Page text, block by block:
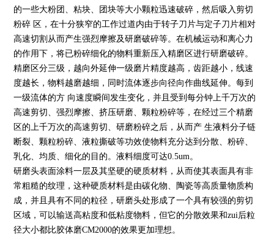
的一些大粉团、粘块、团块等大小颗粒迅速破碎，然后吸入剪切
粉碎 区，在十分狭窄的工作过道内由于转子刀片与定子刀片相对
高速切割从而产生强烈摩擦及研磨破碎等。在机械运动和离心力
的作用下，将已粉碎细化的物料重新压入精磨区进行研磨破碎。
精磨区分三级，越向外延伸一级磨片精度越高，齿距越小，线速
度越长，物料越磨越细，同时流体逐步向径向作曲线延伸。每到
一级流体的方 向速度瞬间发生变化，并且受到每分钟上千万次的
高速剪切、强烈摩擦、挤压研磨、颗粒粉碎等，在经过三个精磨
区的上千万次的高速剪切、研磨粉碎之后，从而产 生液料分子链
断裂、颗粒粉碎、液粒撕破等功效使物料充分达到分散、粉碎、
乳化、均质、细化的目的。液料细度可达0.5um。
研磨头表面涂料一层及其坚硬的硬质材料，从而使其表面具有非
常粗糙的纹理，这种硬质材料是由碳化物、陶瓷等高质量物质构
成，并且具有不同的粒径，研磨头处形成了一个具有较强的剪切
区域，可以输送高粘度和低粘度物料，但它的分散效果和zui后粒
径大小都比胶体磨CM2000的效果更加理想。